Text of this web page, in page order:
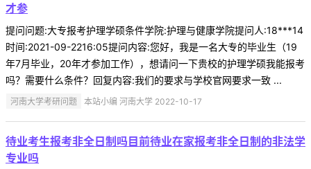
才参
提问问题:大专报考护理学硕条件学院:护理与健康学院提问人:18***14
时间:2021-09-2216:05提问内容:您好，我是一名大专的毕业生（19
年7月毕业，20年才参加工作），想请问一下贵校的护理学硕我能报考
吗？需要什么条件？回复内容:我们的要求与学校官网要求一致 ...
河南大学考研问题 本站小编 河南大学 2022-10-17
待业考生报考非全日制吗目前待业在家报考非全日制的非法学
专业吗